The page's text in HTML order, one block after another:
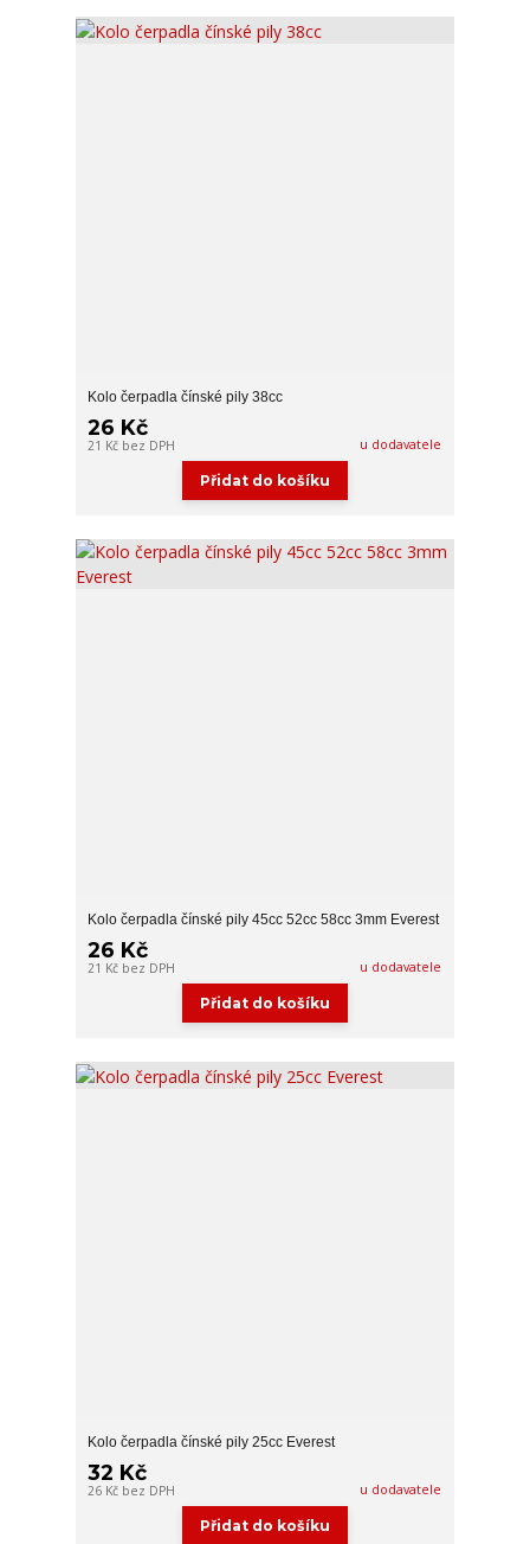
Kolo čerpadla čínské pily 38cc
26 Kč
21 Kč bez DPH u dodavatele
Přidat do košíku
Kolo čerpadla čínské pily 45cc 52cc 58cc 3mm Everest
26 Kč
21 Kč bez DPH u dodavatele
Přidat do košíku
Kolo čerpadla čínské pily 25cc Everest
32 Kč
26 Kč bez DPH u dodavatele
Přidat do košíku